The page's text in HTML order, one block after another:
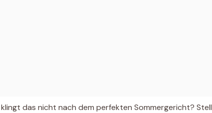
klingt das nicht nach dem perfekten Sommergericht? Stell